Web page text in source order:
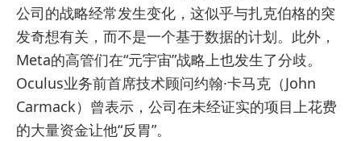
公司的战略经常发生变化，这似乎与扎克伯格的突
发奇想有关，而不是一个基于数据的计划。此外，
Meta的高管们在“元宇宙”战略上也发生了分歧。
Oculus业务前首席技术顾问约翰·卡马克（John
Carmack）曾表示，公司在未经证实的项目上花费
的大量资金让他“反胃”。